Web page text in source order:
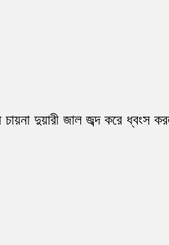
চায়না দুয়ারী জাল জব্দ করে ধ্বংস